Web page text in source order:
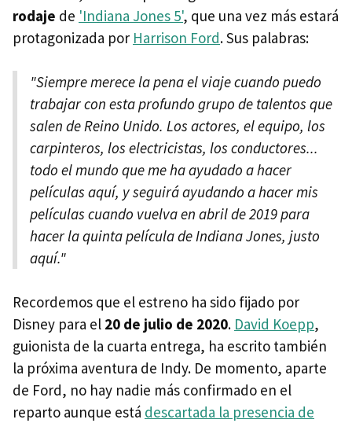
rodaje de 'Indiana Jones 5', que una vez más estará
protagonizada por Harrison Ford. Sus palabras:
"Siempre merece la pena el viaje cuando puedo
trabajar con esta profundo grupo de talentos que
salen de Reino Unido. Los actores, el equipo, los
carpinteros, los electricistas, los conductores...
todo el mundo que me ha ayudado a hacer
películas aquí, y seguirá ayudando a hacer mis
películas cuando vuelva en abril de 2019 para
hacer la quinta película de Indiana Jones, justo
aquí."
Recordemos que el estreno ha sido fijado por
Disney para el 20 de julio de 2020. David Koepp,
guionista de la cuarta entrega, ha escrito también
la próxima aventura de Indy. De momento, aparte
de Ford, no hay nadie más confirmado en el
reparto aunque está descartada la presencia de